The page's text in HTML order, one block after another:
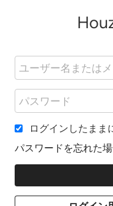
ログインしたまま
パスワードを忘れた